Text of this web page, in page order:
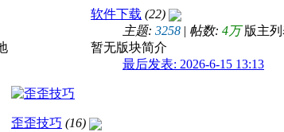
王者归来 软件下载 (22)
主题: 3258 | 帖数: 4万 版主
暂无版块简介
最后发表: 2026-6-15 13:13
歪歪技巧 (16)